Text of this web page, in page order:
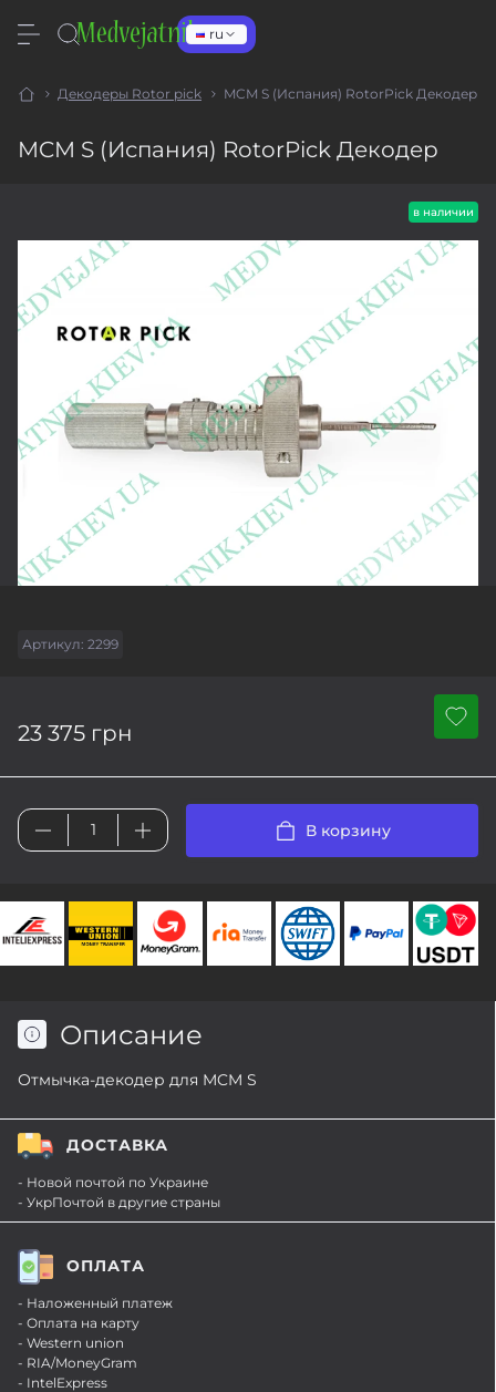
ru
Декодеры Rotor pick MCM S (Испания) RotorPick Декодер
MCM S (Испания) RotorPick Декодер
в наличии
Артикул: 2299
23 375 грн
В корзину
Описание
Отмычка-декодер для MCM S
ДОСТАВКА
- Новой почтой по Украине
- УкрПочтой в другие страны
ОПЛАТА
- Наложенный платеж
- Оплата на карту
- Western union
- RIA/MoneyGram
- IntelExpress